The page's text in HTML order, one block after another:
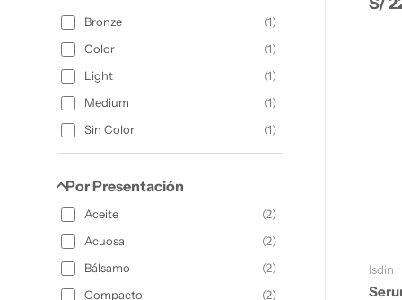
Bronze (1)
Color
(1)
Light
(1)
Medium
(1)
Sin Color
(1)
Por Presentación
Aceite (2)
Acuosa
(2)
Bálsamo
(2)
Compacto
(2)
Isdin